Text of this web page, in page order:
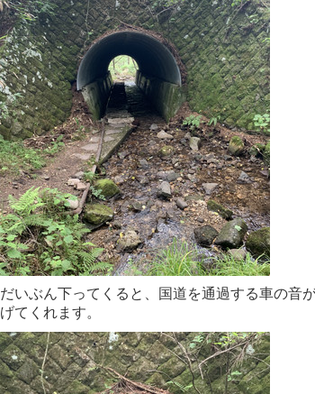
だいぶん下ってくると、国道を通過する車の音
げてくれます。